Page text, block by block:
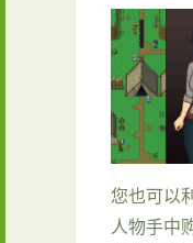
您也可以
人物手中